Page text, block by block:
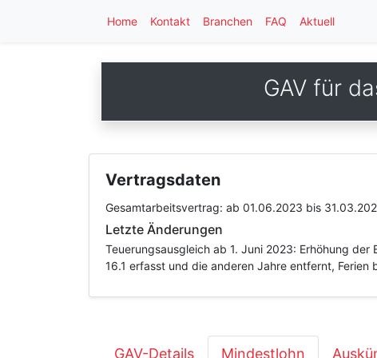
Home Kontakt Branchen FAQ Aktuell
GAV für
Vertragsdaten
Gesamtarbeitsvertrag: ab 01.06.2023 bis
Letzte Änderungen
Teuerungsausgleich ab 1. Juni 2023: Erhöhung
16.1 erfasst und die anderen Jahre entfernt, Ferien
GAV-Details Mindestlohn